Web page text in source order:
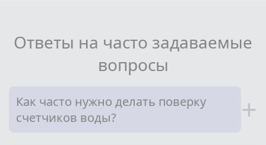
Ответы на часто задаваемые
вопросы
Как часто нужно делать поверку
счетчиков воды?
+